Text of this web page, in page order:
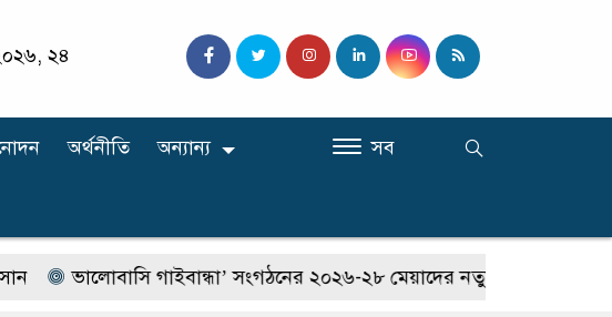
২৪
অর্থনীতি অন্যান্য সব
গাইবান্ধা’ সংগঠনের ২০২৬-২৮ মেয়াদের নতুন কার্যনির্বাহী কমিটি গঠন